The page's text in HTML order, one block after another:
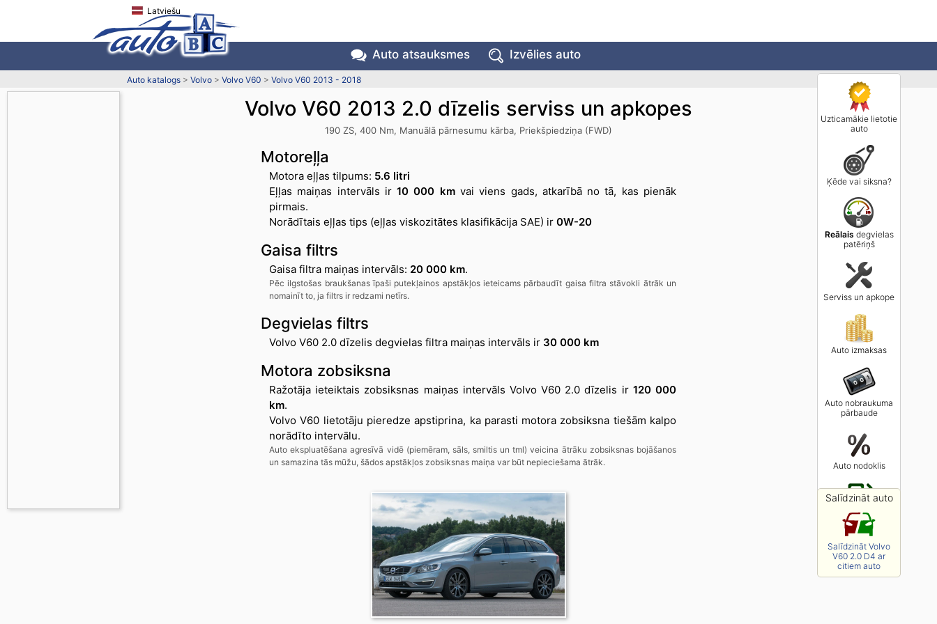
Latviešu
Auto atsauksmes Izvēlies auto
Uzticamākie lietotie
auto
Ķēde vai siksna?
Reālais degvielas
patēriņš
Serviss un apkope
Auto izmaksas
Auto nobraukuma
pārbaude
Auto nodoklis
Degvielas cenas
Salīdzināt auto
Salīdzināt Volvo
V60 2.0 D4 ar
citiem auto
Auto katalogs > Volvo > Volvo V60 > Volvo V60 2013 - 2018
Volvo V60 2013 2.0 dīzelis serviss un apkopes
190 ZS, 400 Nm, Manuālā pārnesumu kārba, Priekšpiedziņa (FWD)
Motoreļļa
Motora eļļas tilpums: 5.6 litri
Eļļas maiņas intervāls ir10 000 kmvai viens gads, atkarībā no tā, kas pienāk
pirmais.
Norādītais eļļas tips (eļļas viskozitātes klasifikācija SAE) ir 0W-20
Gaisa filtrs
Gaisa filtra maiņas intervāls: 20 000 km.
Pēc ilgstošas braukšanas īpaši putekļainos apstākļos ieteicams pārbaudīt gaisa filtra stāvokli ātrāk un
nomainīt to, ja filtrs ir redzami netīrs.
Degvielas filtrs
Volvo V60 2.0 dīzelis degvielas filtra maiņas intervāls ir 30 000 km
Motora zobsiksna
Ražotāja ieteiktais zobsiksnas maiņas intervāls Volvo V60 2.0 dīzelis ir 120 000
km.
Volvo V60 lietotāju pieredze apstiprina, ka parasti motora zobsiksna tiešām kalpo
norādīto intervālu.
Auto ekspluatēšana agresīvā vidē (piemēram, sāls, smiltis un tml) veicina ātrāku zobsiksnas bojāšanos
un samazina tās mūžu, šādos apstākļos zobsiksnas maiņa var būt nepieciešama ātrāk.